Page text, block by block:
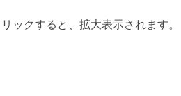
ックすると、拡大表示されます。